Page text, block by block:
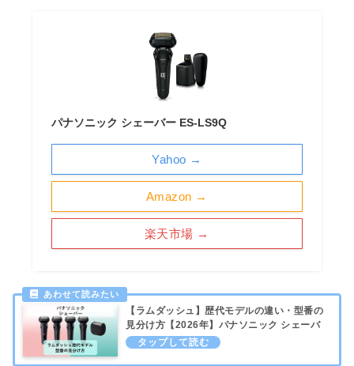
パナソニック シェーバー ES-LS9Q
Amazon →
楽天市場 →
Yahoo →
【ラムダッシュ】歴代モデルの違い・型番の
見分け方【2026年】パナソニック シェーバ
ー